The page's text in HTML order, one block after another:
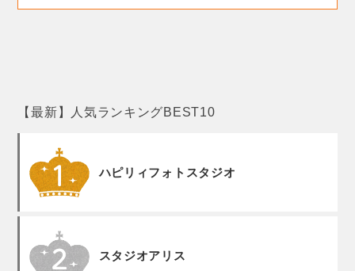
【最新】人気ランキングBEST10
ハピリィフォトスタジオ
スタジオアリス